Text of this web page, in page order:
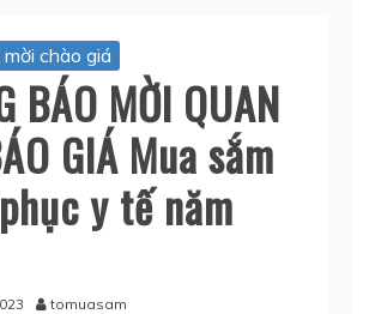
chào giá
BÁO MỜI QUAN
GIÁ Mua sắm
y tế năm
tomuasam